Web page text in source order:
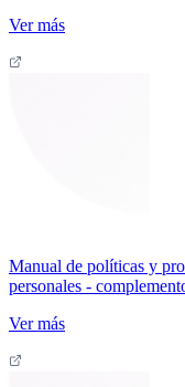
Ver más
Manual de políticas y
personales -
Ver más